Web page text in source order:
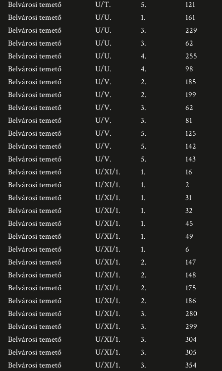
Belvárosi temető
U/T. 5.
121
Belvárosi temető
U/U. 1.
161
Belvárosi temető
U/U. 3.
229
Belvárosi temető
U/U. 3.
62
Belvárosi temető
U/U. 4.
255
Belvárosi temető
U/U. 4.
98
Belvárosi temető
U/V. 2.
185
Belvárosi temető
U/V. 2.
199
Belvárosi temető
U/V. 3.
62
Belvárosi temető
U/V. 3.
81
Belvárosi temető
U/V. 5.
125
Belvárosi temető
U/V. 5.
142
Belvárosi temető
U/V. 5.
143
Belvárosi temető
U/XI/1. 1.
16
Belvárosi temető
U/XI/1. 1.
2
Belvárosi temető
U/XI/1. 1.
31
Belvárosi temető
U/XI/1. 1.
32
Belvárosi temető
U/XI/1. 1.
45
Belvárosi temető
U/XI/1. 1.
49
Belvárosi temető
U/XI/1. 1.
6
Belvárosi temető
U/XI/1. 2.
147
Belvárosi temető
U/XI/1. 2.
148
Belvárosi temető
U/XI/1. 2.
175
Belvárosi temető
U/XI/1. 2.
186
Belvárosi temető
U/XI/1. 3.
280
Belvárosi temető
U/XI/1. 3.
299
Belvárosi temető
U/XI/1. 3.
304
Belvárosi temető
U/XI/1. 3.
305
Belvárosi temető
U/XI/1. 3.
354